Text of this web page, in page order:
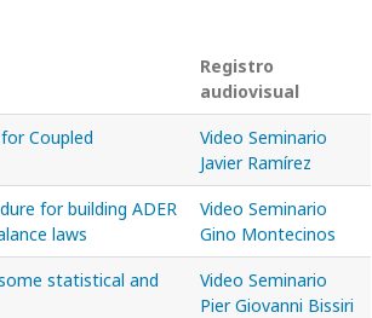
Registro
audiovisual
Coupled
Video Seminario
Javier Ramírez
for building ADER
laws
Video Seminario
Gino Montecinos
statistical and
Video Seminario
Pier Giovanni Bissiri